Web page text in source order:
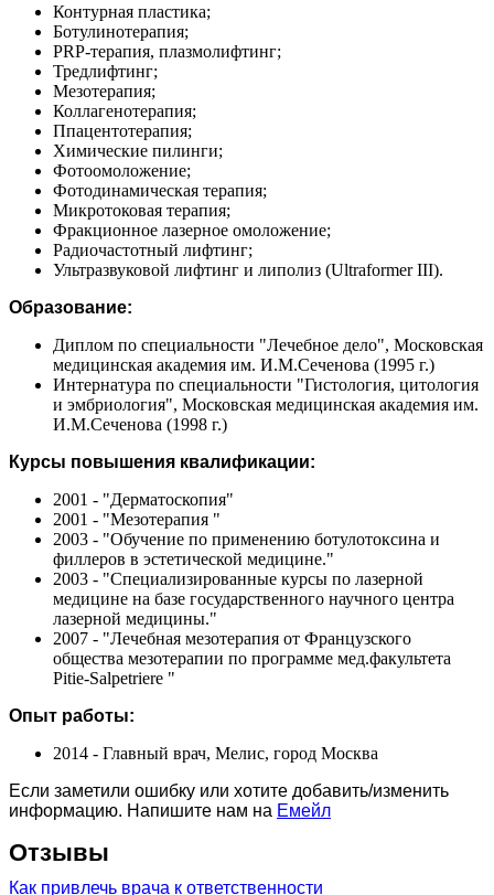
Контурная пластика;
Ботулинотерапия;
PRP-терапия, плазмолифтинг;
Тредлифтинг;
Мезотерапия;
Коллагенотерапия;
Ппацентотерапия;
Химические пилинги;
Фотоомоложение;
Фотодинамическая терапия;
Микротоковая терапия;
Фракционное лазерное омоложение;
Радиочастотный лифтинг;
Ультразвуковой лифтинг и липолиз (Ultraformer III).
Образование:
Диплом по специальности "Лечебное дело", Московская
медицинская академия им. И.М.Сеченова (1995 г.)
Интернатура по специальности "Гистология, цитология
и эмбриология", Московская медицинская академия им.
И.М.Сеченова (1998 г.)
Курсы повышения квалификации:
2001 - "Дерматоскопия"
2001 - "Мезотерапия "
2003 - "Обучение по применению ботулотоксина и
филлеров в эстетической медицине."
2003 - "Специализированные курсы по лазерной
медицине на базе государственного научного центра
лазерной медицины."
2007 - "Лечебная мезотерапия от Французского
общества мезотерапии по программе мед.факультета
Pitie-Salpetriere "
Опыт работы:
2014 - Главный врач, Мелис, город Москва
Если заметили ошибку или хотите добавить/изменить
информацию. Напишите нам на Емейл
Отзывы
Как привлечь врача к ответственности